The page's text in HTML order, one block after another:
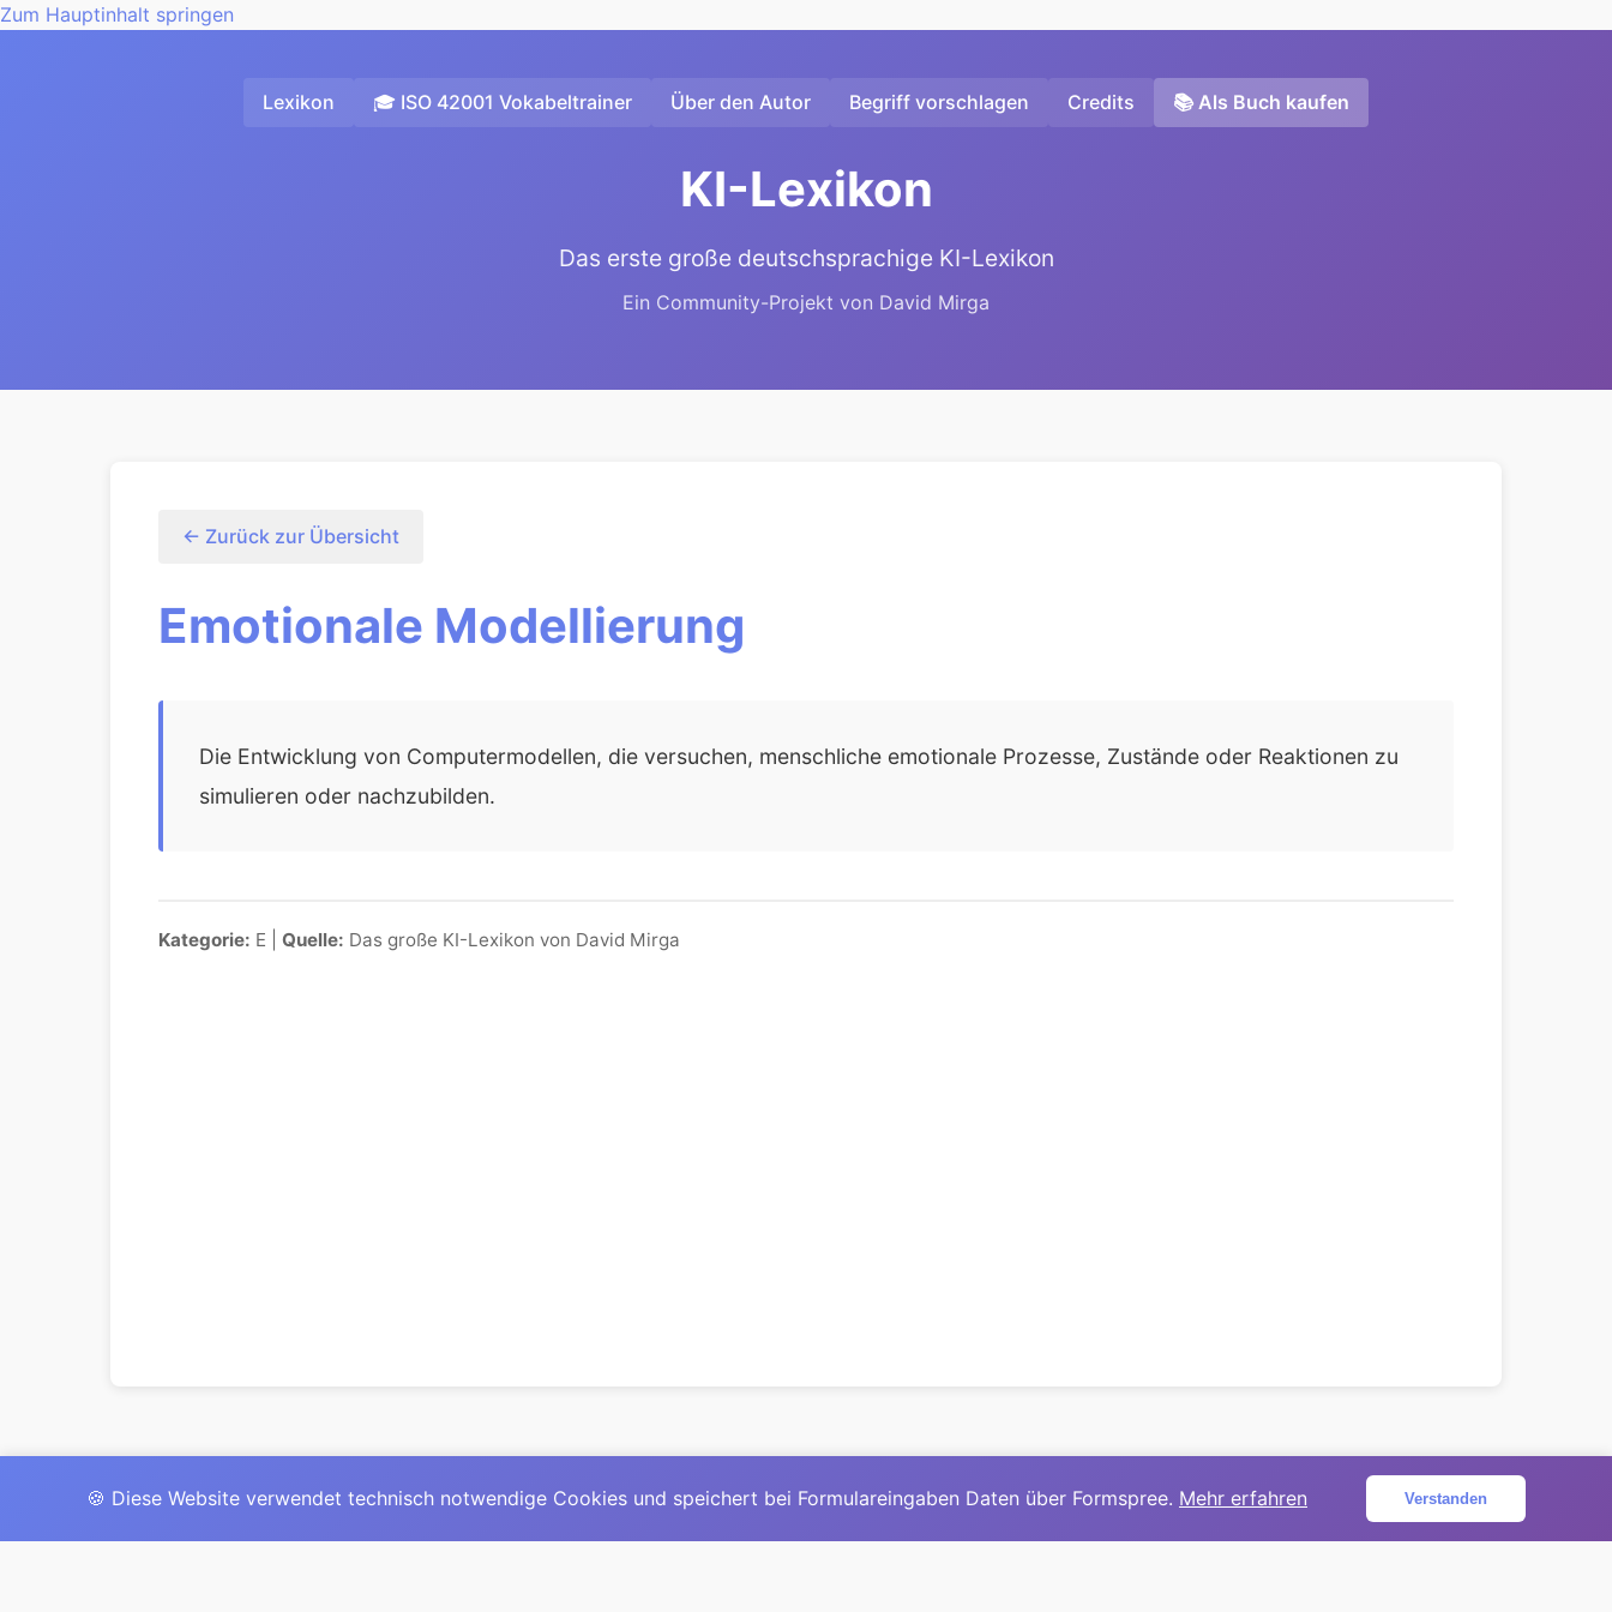
Zum Hauptinhalt springen
Lexikon 🎓 ISO 42001 Vokabeltrainer Über den Autor Begriff vorschlagen Credits 📚 Als Buch kaufen
KI-Lexikon
Das erste große deutschsprachige KI-Lexikon
Ein Community-Projekt von David Mirga
← Zurück zur Übersicht
Emotionale Modellierung
Die Entwicklung von Computermodellen, die versuchen, menschliche emotionale Prozesse, Zustände oder Reaktionen zu
simulieren oder nachzubilden.
Kategorie: E | Quelle: Das große KI-Lexikon von David Mirga
© 2025David Mirga|LinkedIn|davidmirga.com
🍪 Diese Website verwendet technisch notwendige Cookies und speichert bei Formulareingaben Daten über Formspree. Mehr erfahren Verstanden